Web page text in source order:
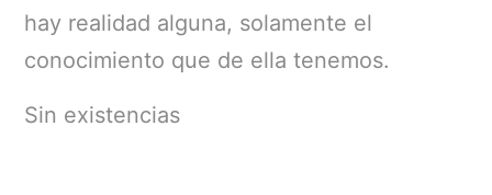
hay realidad alguna, solamente el
conocimiento que de ella tenemos.
Sin existencias